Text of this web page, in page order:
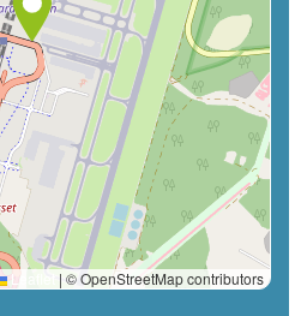
Leaflet | © OpenStreetMap contributors